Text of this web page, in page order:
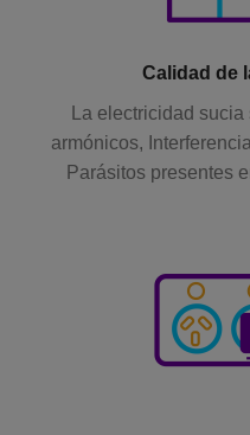
Calidad de
La electricidad
armónicos,
Parásitos presentes